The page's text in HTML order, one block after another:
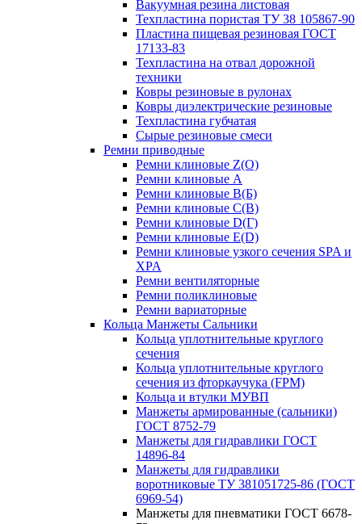
Вакуумная резина листовая
Техпластина пористая ТУ 38 105867-90
Пластина пищевая резиновая ГОСТ
17133-83
Техпластина на отвал дорожной
техники
Ковры резиновые в рулонах
Ковры диэлектрические резиновые
Техпластина губчатая
Сырые резиновые смеси
Ремни приводные
Ремни клиновые Z(О)
Ремни клиновые A
Ремни клиновые B(Б)
Ремни клиновые C(В)
Ремни клиновые D(Г)
Ремни клиновые Е(D)
Ремни клиновые узкого сечения SPA и
XPA
Ремни вентиляторные
Ремни поликлиновые
Ремни вариаторные
Кольца Манжеты Сальники
Кольца уплотнительные круглого
сечения
Кольца уплотнительные круглого
сечения из фторкаучука (FPM)
Кольца и втулки МУВП
Манжеты армированные (сальники)
ГОСТ 8752-79
Манжеты для гидравлики ГОСТ
14896-84
Манжеты для гидравлики
воротниковые ТУ 381051725-86 (ГОСТ
6969-54)
Манжеты для пневматики ГОСТ 6678-